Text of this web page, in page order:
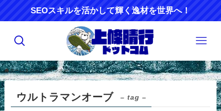
SEOスキルを活かして輝く逸材を世界へ！
ホーム ウルトラマンオーブ
ウルトラマンオーブ – tag –